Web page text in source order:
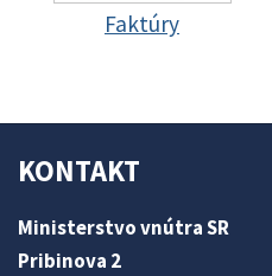
Faktúry
KONTAKT
Ministerstvo vnútra SR
Pribinova 2